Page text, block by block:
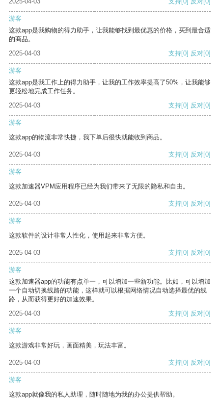
游客
这款app是我购物的得力助手，让我能够找到最优惠的价格，买到最合适
的商品。
2025-04-03
支持[0] 反对[0]
游客
这款app是我工作上的得力助手，让我的工作效率提高了50%，让我能够
更轻松地完成工作任务。
2025-04-03
支持[0] 反对[0]
游客
这款app的物流非常快捷，我下单后很快就能收到商品。
2025-04-03 支持[0] 反对[0]
游客
这款加速器VPM应用程序已经为我们带来了无限的隐私和自由。
2025-04-03 支持[0] 反对[0]
游客
这款软件的设计非常人性化，使用起来非常方便。
2025-04-03 支持[0] 反对[0]
游客
这款加速器app的功能有点单一，可以增加一些新功能。比如，可以增加
一个自动切换线路的功能，这样就可以根据网络情况自动选择最优的线
路，从而获得更好的加速效果。
2025-04-03
支持[0] 反对[0]
游客
这款游戏非常好玩，画面精美，玩法丰富。
2025-04-03 支持[0] 反对[0]
游客
这款app就像我的私人助理，随时随地为我的办公提供帮助。